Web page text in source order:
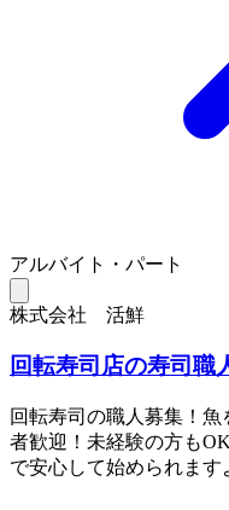
アルバイト・パート
株式会社 活鮮
回転寿司店の寿司職
回転寿司の職人募集！
者歓迎！未経験の方も
で安心して始められま